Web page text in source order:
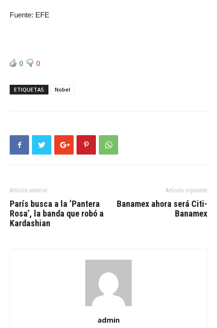
Fuente: EFE
0 0
ETIQUETAS Nobel
Artículo anterior
París busca a la ‘Pantera
Rosa’, la banda que robó a
Kardashian
Artículo siguiente
Banamex ahora será Citi-
Banamex
admin